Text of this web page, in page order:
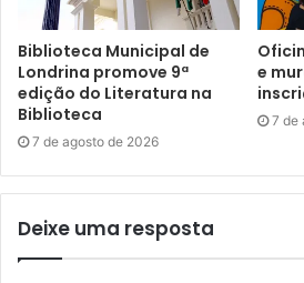
Etiquetas agência do Trabalhador
mão de obra
mercado de trabalho
mural
pessoas com deficiência
remuneração
vagas de emprego
Biblioteca Municipal de
Londrina promove 9ª
edição do Literatura na
Biblioteca
7 de agosto de 2026
e
7 de
Deixe uma resposta